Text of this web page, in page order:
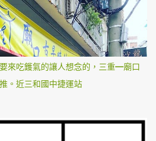
來吃鑊氣的讓人想念的，三重—廟口
。近三和國中捷運站